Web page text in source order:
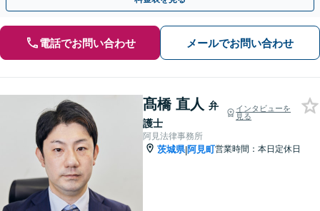
電話でお問い合わせ メールでお問い合わせ
髙橋 直人 弁
護士
インタビューを
見る
阿見法律事務所
茨城県|阿見町営業時間：本日定休日